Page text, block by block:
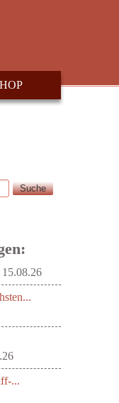
15.08.26
...